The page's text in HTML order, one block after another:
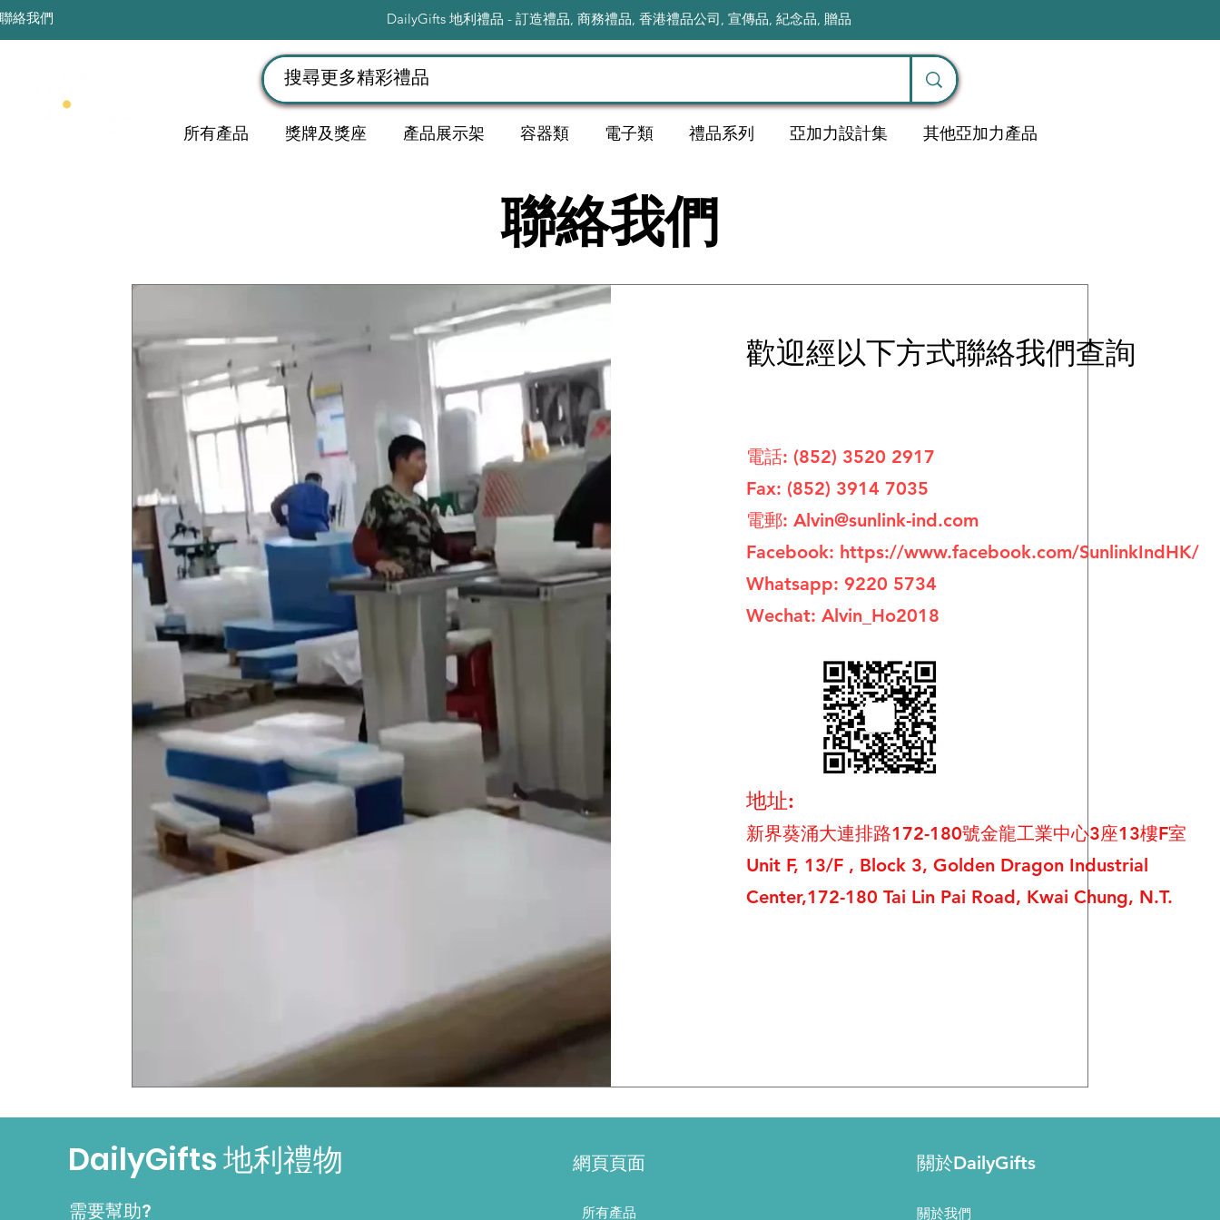
聯絡我們 DailyGifts 地利禮品 - 訂造禮品, 商務禮品, 香港禮品公司, 宣傳品, 紀念品, 贈品
所有產品 獎牌及獎座 產品展示架 容器類 電子類 禮品系列 亞加力設計集 其他亞加力產品
聯絡我們
歡迎經以下方式聯絡我們查詢
電話: (852) 3520 2917
Fax: (852) 3914 7035
電郵: Alvin@sunlink-ind.com
Facebook: https://www.facebook.com/SunlinkIndHK/
Whatsapp: 9220 5734
​Wechat: Alvin_Ho2018
地址:
新界葵涌大連排路172-180號金龍工業中心3座13樓F室
Unit F, 13/F , Block 3, Golden Dragon Industrial
Center,172-180 Tai Lin Pai Road, Kwai Chung, N.T.
DailyGifts 地利禮物
需要幫助?
網頁頁面
所有產品
關於DailyGifts
關於我們